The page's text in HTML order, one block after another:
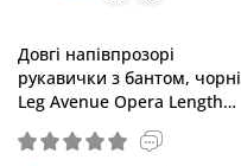
Довгі напівпрозорі
рукавички з бантом, чорні
Leg Avenue Opera Length
Bow Bow Top Gloves Black